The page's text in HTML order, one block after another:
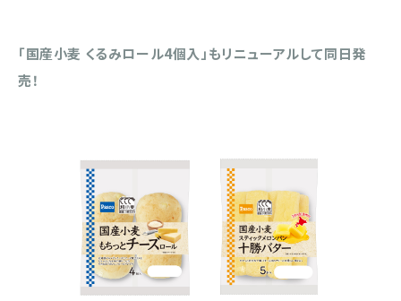
「国産小麦 くるみロール4個入」もリニューアルして同日発
売！